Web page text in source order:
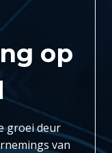
op
groei deur
van